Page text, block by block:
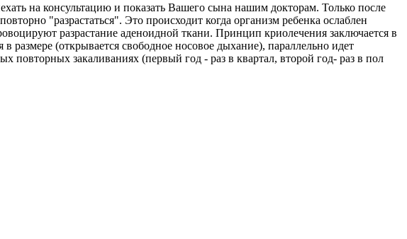
на консультацию и показать Вашего сына нашим докторам. Только после
"разрастаться". Это происходит когда организм ребенка ослаблен
разрастание аденоидной ткани. Принцип криолечения заключается в
(открывается свободное носовое дыхание), параллельно идет
повторных закаливаниях (первый год - раз в квартал, второй год- раз в пол